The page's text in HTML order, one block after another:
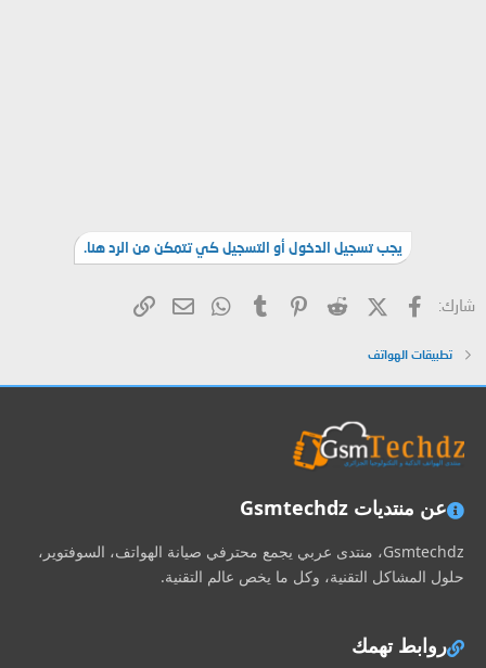
يجب تسجيل الدخول أو التسجيل كي تتمكن من الرد هنا.
شارك: فيسبوكX (Twitter)
Reddit
Pinterest
Tumblr
WhatsAppالبريد الإلكتروني
الرابط
تطبيقات الهواتف
عن منتديات Gsmtechdz
Gsmtechdz، منتدى عربي يجمع محترفي صيانة الهواتف، السوفتوير،
حلول المشاكل التقنية، وكل ما يخص عالم التقنية.
روابط تهمك